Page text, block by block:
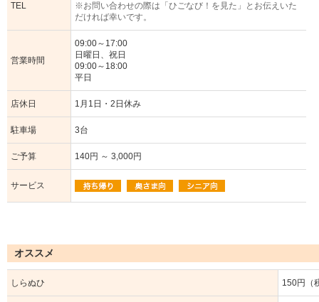
TEL
※お問い合わせの際は「ひごなび！を見た」とお伝えいた
だければ幸いです。
営業時間
09:00～17:00
日曜日、祝日
09:00～18:00
平日
店休日 1月1日・2日休み
駐車場 3台
ご予算 140円 ～ 3,000円
サービス
オススメ
しらぬひ 150円（